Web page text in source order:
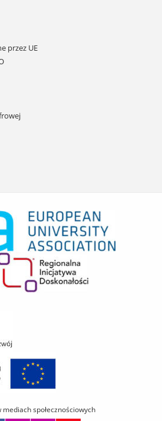
przez UE
mediach społecznościowych